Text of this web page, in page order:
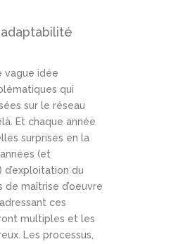
vague idée
qui
sur le réseau
Et chaque année
surprises en la
(et
du
de maîtrise d’oeuvre
ces
multiples et les
Les processus,